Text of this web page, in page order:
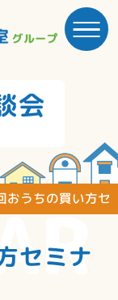
会
おうちの買い方セ
セミナ